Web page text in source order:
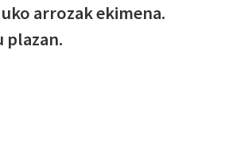
arrozak ekimena.
plazan.